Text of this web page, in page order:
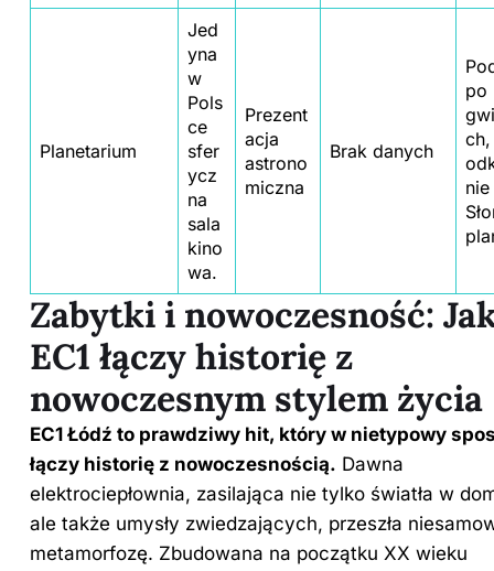
Planetarium
Jed
yna
w
Pols
ce
sfer
ycz
na
sala
kino
wa.
Prezent
acja
astrono
miczna
Brak danych
po
ch,
nie
Zabytki i nowoczesność:
EC1 łączy historię z
nowoczesnym stylem życia
EC1 Łódź to prawdziwy hit, który w nietypowy
łączy historię z nowoczesnością. Dawna
elektrociepłownia, zasilająca nie tylko światła w
ale także umysły zwiedzających, przeszła
metamorfozę. Zbudowana na początku XX wieku